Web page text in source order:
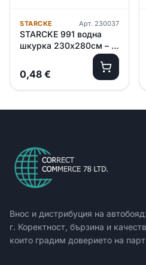
STARCKE Арт. 230037
STARCKE 991 водна
шкурка 230х280см – P
0,48 €
Внос и дистрибуция на
г. Коректност, бързина и
които градим доверието на